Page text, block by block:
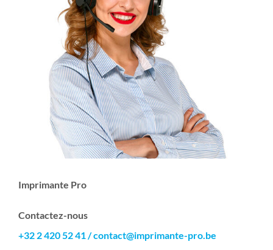
Imprimante Pro
Contactez-nous
+32 2 420 52 41/contact@imprimante-pro.be